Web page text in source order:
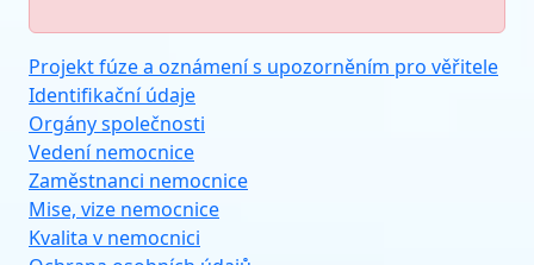
Projekt fúze a oznámení s upozorněním pro věřitele
Identifikační údaje
Orgány společnosti
Vedení nemocnice
Zaměstnanci nemocnice
Mise, vize nemocnice
Kvalita v nemocnici